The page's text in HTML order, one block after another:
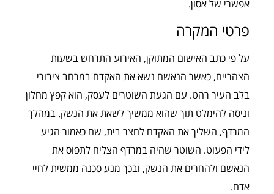
אפשרי של אסון.
פרטי המקרה
על פי כתב האישום המתוקן, האירוע התרחש בשעות
הצהריים, כאשר הנאשם נשא את האקדח במרחב ציבורי
בלב העיר רהט. עם הגעת השוטרים לעסק, הוא קפץ מחלון
וניסה להימלט תוך שהוא ממשיך לשאת את הנשק. במהלך
המרדף, השליך את האקדח לחצר בית, שם כאמור הגיע
לידי הפעוט. השוטר שהיה במרדף הצליח לתפוס את
הנאשם ולהחרים את הנשק, ובכך מנע סכנה ממשית לחיי
אדם.